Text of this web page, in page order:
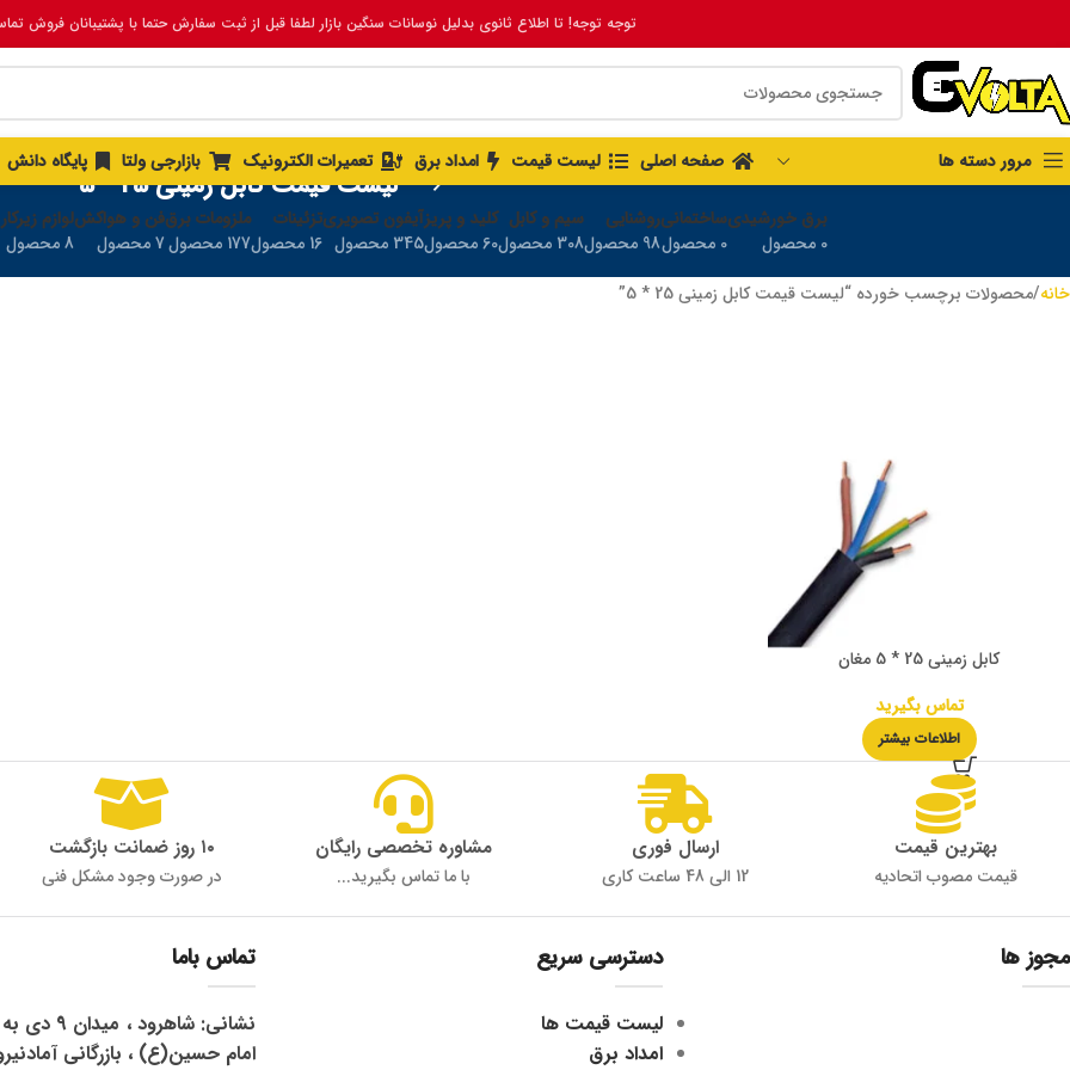
توجه توجه! تا اطلاع ثانوی بدلیل نوسانات سنگین بازار لطفا قبل از ثبت سفارش حتما با پشتیبانان فروش
مرور دسته ها صفحه اصلی لیست قیمت امداد برق تعمیرات الکترونیک بازارجی ولتا پایگاه دانش
لیست قیمت کابل زمینی 25 * 5
برق خورشیدی
0 محصول
ساختمانی
0 محصول
روشنایی
98 محصول
سیم و کابل
308 محصول
کلید و پریز
60 محصول
آیفون تصویری
345 محصول
تزئینات
16 محصول
ملزومات برق
177 محصول
فن و هواکش
7 محصول
لوازم
8 محصول
خانه محصولات برچسب خورده “لیست قیمت کابل زمینی 25 * 5”
کابل زمینی 25 * 5 مغان
تماس بگیرید
اطلاعات بیشتر
بهترین قیمت
قیمت مصوب اتحادیه
ارسال فوری
12 الی 48 ساعت کاری
مشاوره تخصصی رایگان
با ما تماس بگیرید...
۱۰ روز ضمانت بازگشت
در صورت وجود مشکل فنی
مجوز ها دسترسی سریع
لیست قیمت ها
امداد برق
تماس باما
نشانی:
امام حسین(ع) ، بازرگانی